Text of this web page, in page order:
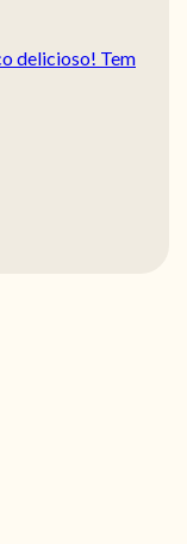
delicioso! Tem